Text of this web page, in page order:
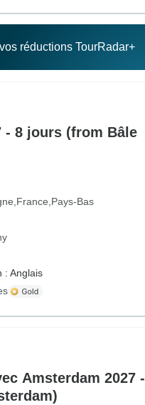
réductions TourRadar+
- 8 jours (from Bâle
France Pays-Bas
: Anglais
Amsterdam 2027 -